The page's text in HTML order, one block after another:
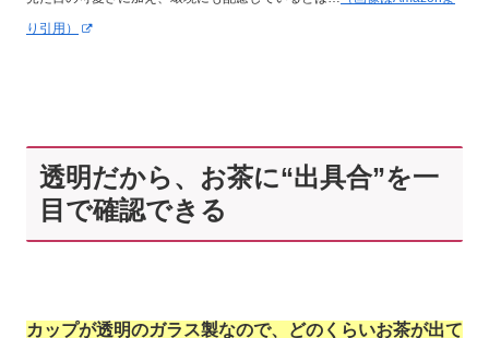
り引用）
透明だから、お茶に“出具合”を一
目で確認できる
カップが透明のガラス製なので、どのくらいお茶が出て